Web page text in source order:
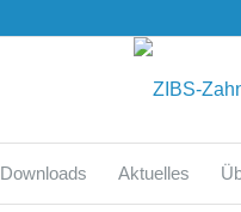
Downloads Aktuelles